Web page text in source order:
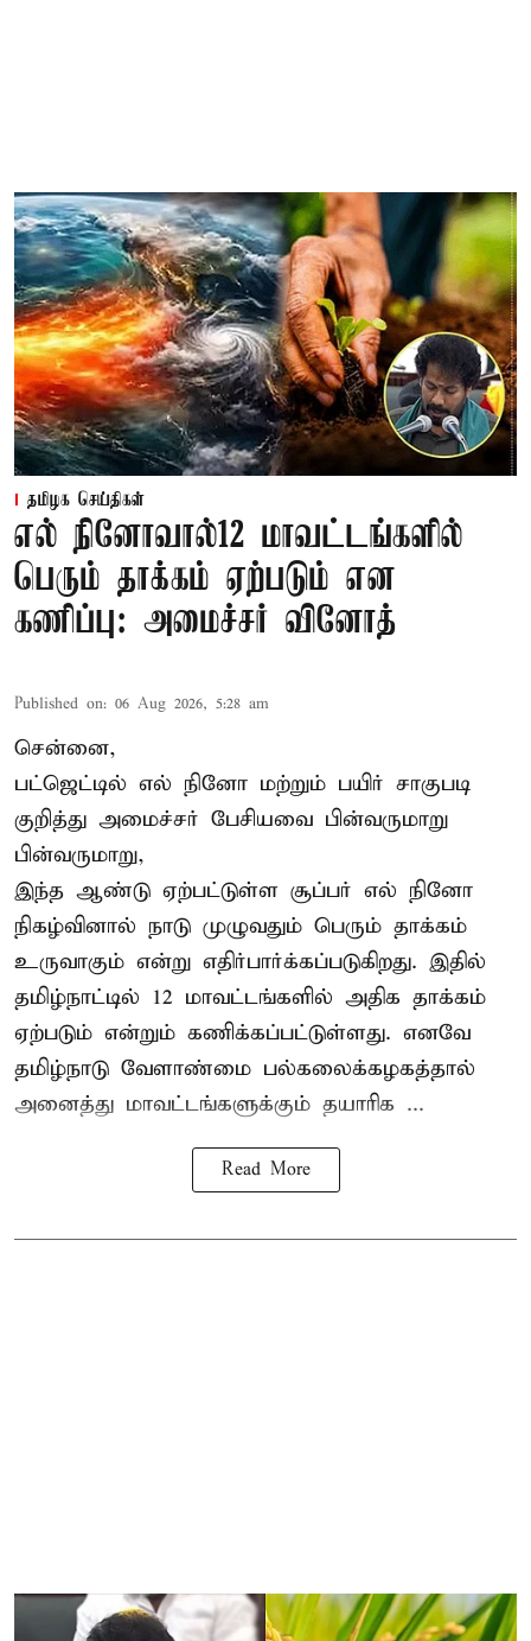
தமிழக செய்திகள்
எல் நினோவால்12 மாவட்டங்களில்
பெரும் தாக்கம் ஏற்படும் என
கணிப்பு: அமைச்சர் வினோத்
Published on: 06 Aug 2026, 5:28 am
சென்னை,
பட்ஜெட்டில் எல் நினோ மற்றும் பயிர் சாகுபடி
குறித்து அமைச்சர் பேசியவை பின்வருமாறு
பின்வருமாறு,
இந்த ஆண்டு ஏற்பட்டுள்ள சூப்பர் எல் நினோ
நிகழ்வினால் நாடு முழுவதும் பெரும் தாக்கம்
உருவாகும் என்று எதிர்பார்க்கப்படுகிறது. இதில்
தமிழ்நாட்டில் 12 மாவட்டங்களில் அதிக தாக்கம்
ஏற்படும் என்றும் கணிக்கப்பட்டுள்ளது. எனவே
தமிழ்நாடு வேளாண்மை பல்கலைக்கழகத்தால்
அனைத்து மாவட்டங்களுக்கும் தயாரிக ...
Read More